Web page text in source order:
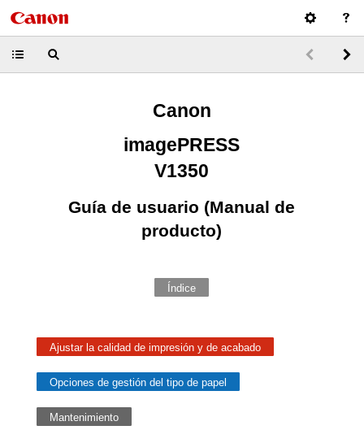
Canon
imagePRESS
V1350
Guía de usuario (Manual de
producto)
Índice
Ajustar la calidad de impresión y de acabado
Opciones de gestión del tipo de papel
Mantenimiento